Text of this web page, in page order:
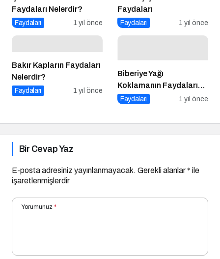
Faydaları Nelerdir?
Faydaları 1 yıl önce
Faydaları
Faydaları 1 yıl önce
Bakır Kapların Faydaları
Nelerdir?
Faydaları 1 yıl önce
Biberiye Yağı
Koklamanın Faydaları
Nelerdir?
Faydaları 1 yıl önce
Bir Cevap Yaz
E-posta adresiniz yayınlanmayacak. Gerekli alanlar* ile
işaretlenmişlerdir
Yorumunuz *